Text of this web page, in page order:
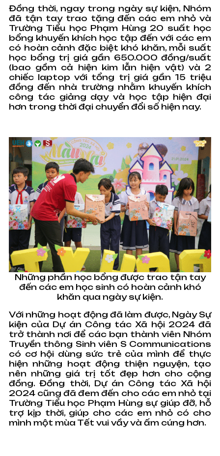
Đồng thời, ngay trong ngày sự kiện, Nhóm
đã tận tay trao tặng đến các em nhỏ và
Trường Tiểu học Phạm Hùng 20 suất học
bổng khuyến khích học tập đến với các em
có hoàn cảnh đặc biệt khó khăn, mỗi suất
học bổng trị giá gần 650.000 đồng/suất
(bao gồm cả hiện kim lẫn hiện vật) và 2
chiếc laptop với tổng trị giá gần 15 triệu
đồng đến nhà trường nhằm khuyến khích
công tác giảng dạy và học tập hiện đại
hơn trong thời đại chuyển đổi số hiện nay.
Những phần học bổng được trao tận tay
đến các em học sinh có hoàn cảnh khó
khăn qua ngày sự kiện.
Với những hoạt động đã làm được, Ngày Sự
kiện của Dự án Công tác Xã hội 2024 đã
trở thành nơi để các bạn thành viên Nhóm
Truyền thông Sinh viên S Communications
có cơ hội dùng sức trẻ của mình để thực
hiện những hoạt động thiện nguyện, tạo
nên những giá trị tốt đẹp hơn cho cộng
đồng. Đồng thời, Dự án Công tác Xã hội
2024 cũng đã đem đến cho các em nhỏ tại
Trường Tiểu học Phạm Hùng sự giúp đỡ, hỗ
trợ kịp thời, giúp cho các em nhỏ có cho
mình một mùa Tết vui vầy và ấm cúng hơn.